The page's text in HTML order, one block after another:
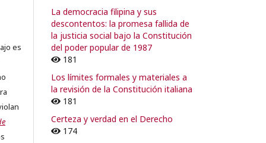
es
La democracia filipina y sus
descontentos: la promesa fallida de
la justicia social bajo la Constitución
del poder popular de 1987
181
Los límites formales y materiales a
la revisión de la Constitución italiana
181
Certeza y verdad en el Derecho
174